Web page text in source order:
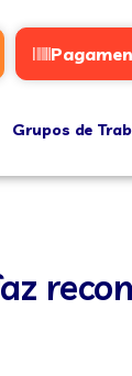
Grupos de